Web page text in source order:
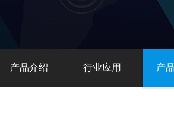
产品介绍 行业应用 产